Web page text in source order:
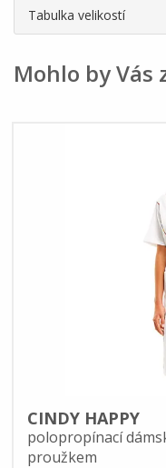
Tabulka velikostí
Mohlo by Vás
CINDY HAPPY
polopropínací
proužkem